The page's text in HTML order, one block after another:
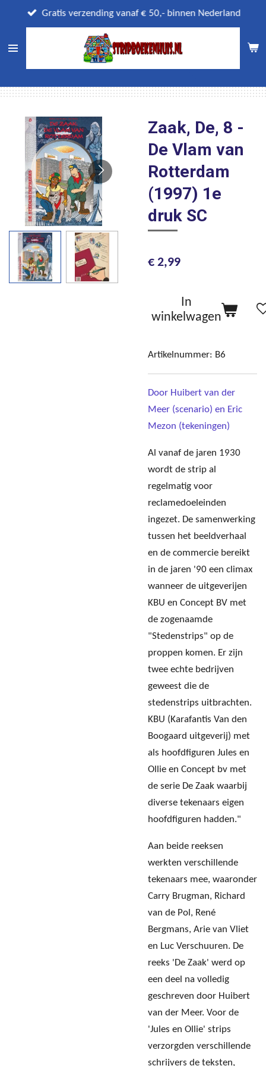
direct
naar
Gratis verzending vanaf € 50,- binnen Nederland
Zaak, De, 8 -
De Vlam van
Rotterdam
(1997) 1e
druk SC
€ 2,99
In
winkelwagen
Artikelnummer: B6
Door Huibert van der
Meer (scenario) en Eric
Mezon (tekeningen)
Al vanaf de jaren 1930
wordt de strip al
regelmatig voor
reclamedoeleinden
ingezet. De samenwerking
tussen het beeldverhaal
en de commercie bereikt
in de jaren '90 een climax
wanneer de uitgeverijen
KBU en Concept BV met
de zogenaamde
"Stedenstrips" op de
proppen komen. Er zijn
twee echte bedrijven
geweest die de
stedenstrips uitbrachten.
KBU (Karafantis Van den
Boogaard uitgeverij) met
als hoofdfiguren Jules en
Ollie en Concept bv met
de serie De Zaak waarbij
diverse tekenaars eigen
hoofdfiguren hadden."
Aan beide reeksen
werkten verschillende
tekenaars mee, waaronder
Carry Brugman, Richard
van de Pol, René
Bergmans, Arie van Vliet
en Luc Verschuuren. De
reeks 'De Zaak' werd op
een deel na volledig
geschreven door Huibert
van der Meer. Voor de
'Jules en Ollie' strips
verzorgden verschillende
schrijvers de teksten,